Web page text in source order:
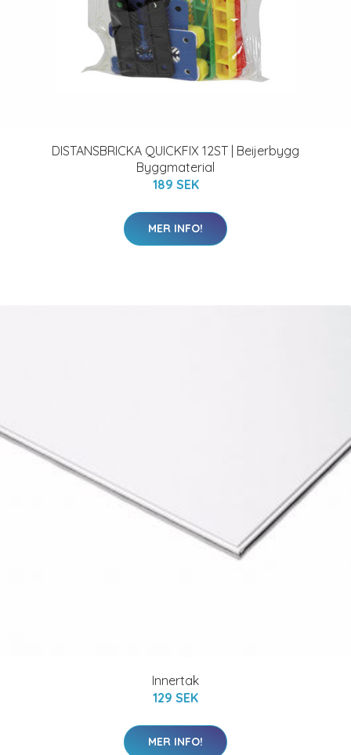
DISTANSBRICKA QUICKFIX 12ST | Beijerbygg
Byggmaterial
189 SEK
MER INFO!
Innertak
129 SEK
MER INFO!